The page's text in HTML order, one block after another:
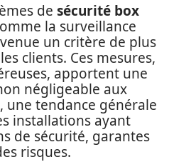
de sécurité box
la surveillance
un critère de plus
clients. Ces mesures,
apportent une
négligeable aux
, une tendance générale
installations ayant
de sécurité, garantes
risques.